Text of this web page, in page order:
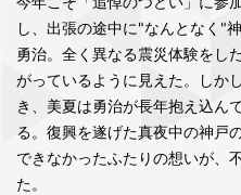
し、出張の途中に"なんとなく"
勇治。全く異なる震災体験をし
がっているように見えた。しか
き、美夏は勇治が長年抱え込ん
る。復興を遂げた真夜中の神戸
できなかったふたりの想いが、
た。